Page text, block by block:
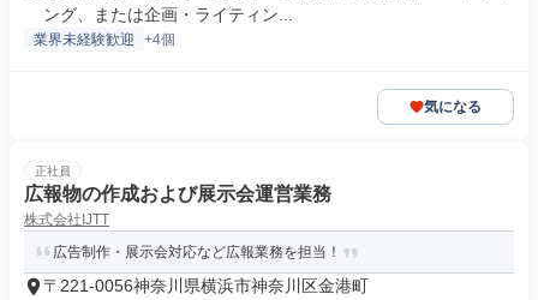
ング、または企画・ライティン...
業界未経験歓迎 +4個
気になる
正社員
広報物の作成および展示会運営業務
株式会社IJTT
広告制作・展示会対応など広報業務を担当！
〒221-0056神奈川県横浜市神奈川区金港町